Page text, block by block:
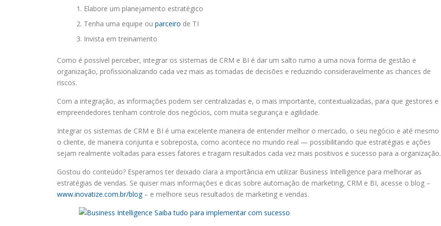
Elabore um planejamento estratégico
Tenha uma equipe ou parceiro de TI
Invista em treinamento
Como é possível perceber, integrar os sistemas de CRM e BI é dar um salto rumo a uma nova forma de gestão e
organização, profissionalizando cada vez mais as tomadas de decisões e reduzindo consideravelmente as chances de
riscos.
Com a integração, as informações podem ser centralizadas e, o mais importante, contextualizadas, para que gestores e
empreendedores tenham controle dos negócios, com muita segurança e agilidade.
Integrar os sistemas de CRM e BI é uma excelente maneira de entender melhor o mercado, o seu negócio e até mesmo
o cliente, de maneira conjunta e sobreposta, como acontece no mundo real — possibilitando que estratégias e ações
sejam realmente voltadas para esses fatores e tragam resultados cada vez mais positivos e sucesso para a organização.
Gostou do conteúdo? Esperamos ter deixado clara a importância em utilizar Business Intelligence para melhorar as
estratégias de vendas. Se quiser mais informações e dicas sobre automação de marketing, CRM e BI, acesse o blog –
www.inovatize.com.br/blog– e melhore seus resultados de marketing e vendas.